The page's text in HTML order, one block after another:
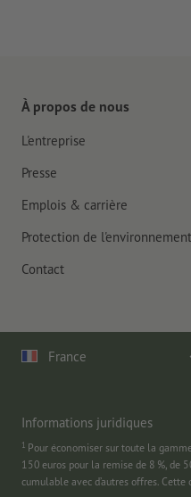
À propos de nous
L'entreprise
Presse
Emplois & carrière
Protection de l'environnement
Contact
France
Informations juridiques
1 Pour économiser sur toute la
150 euros pour la remise de 8 %, de
cumulable avec d’autres offres.